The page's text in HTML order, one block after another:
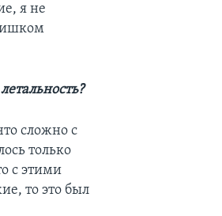
я не
сложно с
только
с этими
то это был